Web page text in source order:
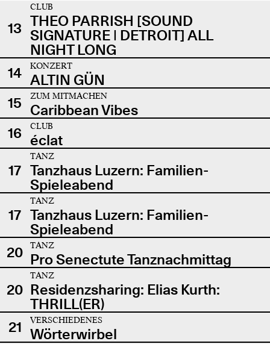
13
CLUB
THEO PARRISH [SOUND
SIGNATURE | DETROIT] ALL
NIGHT LONG
14
KONZERT
ALTIN GÜN
15
ZUM MITMACHEN
Caribbean Vibes
16
CLUB
éclat
17
TANZ
Tanzhaus Luzern: Familien-
Spieleabend
17
TANZ
Tanzhaus Luzern: Familien-
Spieleabend
20
TANZ
Pro Senectute Tanznachmittag
20
TANZ
Residenzsharing: Elias Kurth:
THRILL(ER)
21
VERSCHIEDENES
Wörterwirbel